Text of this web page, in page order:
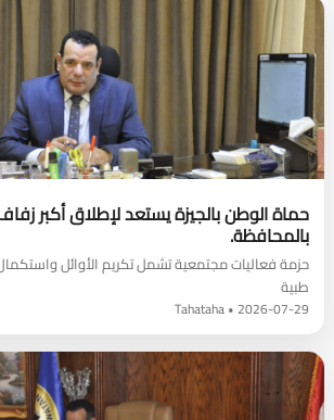
حماة الوطن بالجيزة يستعد لإطلاق أكبر
بالمحافظة.
طبية
2026-07-29 • Tahataha